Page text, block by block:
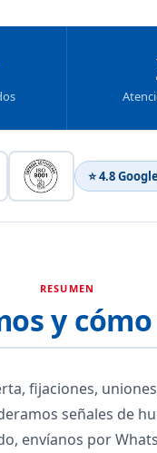
⭐ 4.8
RESUMEN
y
fijaciones,
señales de
envíanos por